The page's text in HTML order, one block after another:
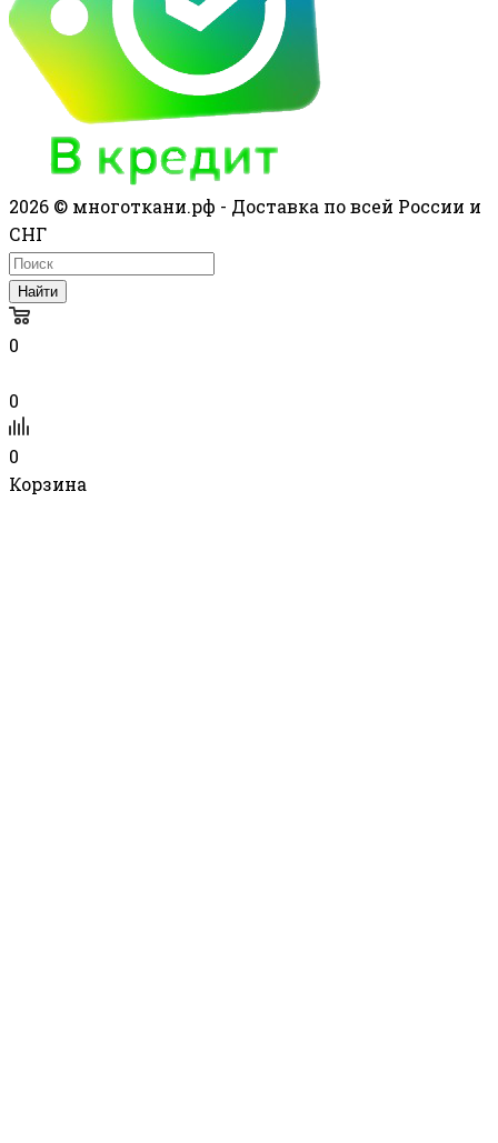
2026 © многоткани.рф - Доставка по всей России и
СНГ
Найти
0
0
0
Корзина